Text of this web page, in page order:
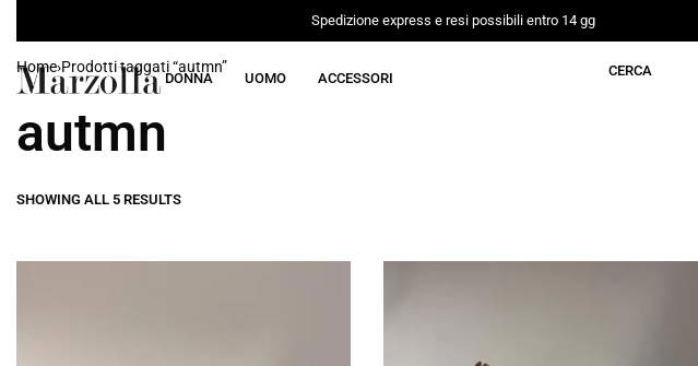
Spedizione express e resi possibili entro 14 gg
DONNA UOMO ACCESSORI CERCA
Home›Prodotti taggati “autmn”
autmn
SHOWING ALL 5 RESULTS